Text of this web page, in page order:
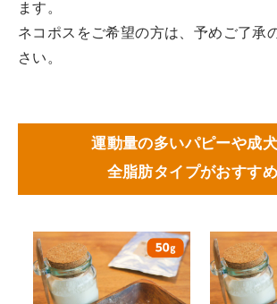
ます。
ネコポスをご希望の方は、予めご了承
さい。
運動量の多いパピーや成
全脂肪タイプがおすすめ